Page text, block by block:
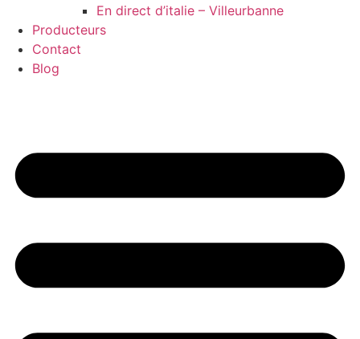
En direct d’italie – Villeurbanne
Producteurs
Contact
Blog